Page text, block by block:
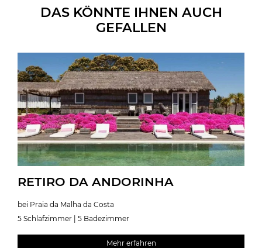
DAS KÖNNTE IHNEN AUCH
GEFALLEN
RETIRO DA ANDORINHA
bei Praia da Malha da Costa
5 Schlafzimmer | 5 Badezimmer
Mehr erfahren